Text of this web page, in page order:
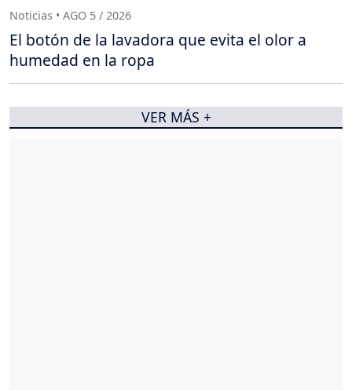
Noticias • AGO 5 / 2026
El botón de la lavadora que evita el olor a
humedad en la ropa
VER MÁS +